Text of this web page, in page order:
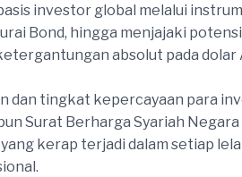
investor global melalui
Bond, hingga menjajaki
absolut pada
dan tingkat kepercayaan para
Surat Berharga Syariah
kerap terjadi dalam setiap